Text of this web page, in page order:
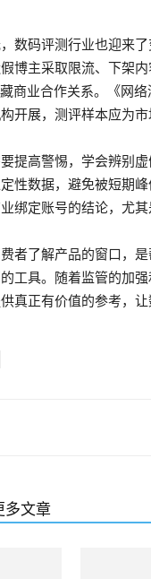
数码评测行业也迎来
博主采取限流、下架
商业合作关系。《网
开展，测评样本应为
提高警惕，学会辨别
性数据，避免被短期
绑定账号的结论，尤其
者了解产品的窗口，
工具。随着监管的加
真正有价值的参考，
多文章